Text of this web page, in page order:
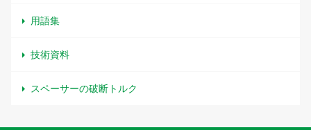
用語集
技術資料
スペーサーの破断トルク